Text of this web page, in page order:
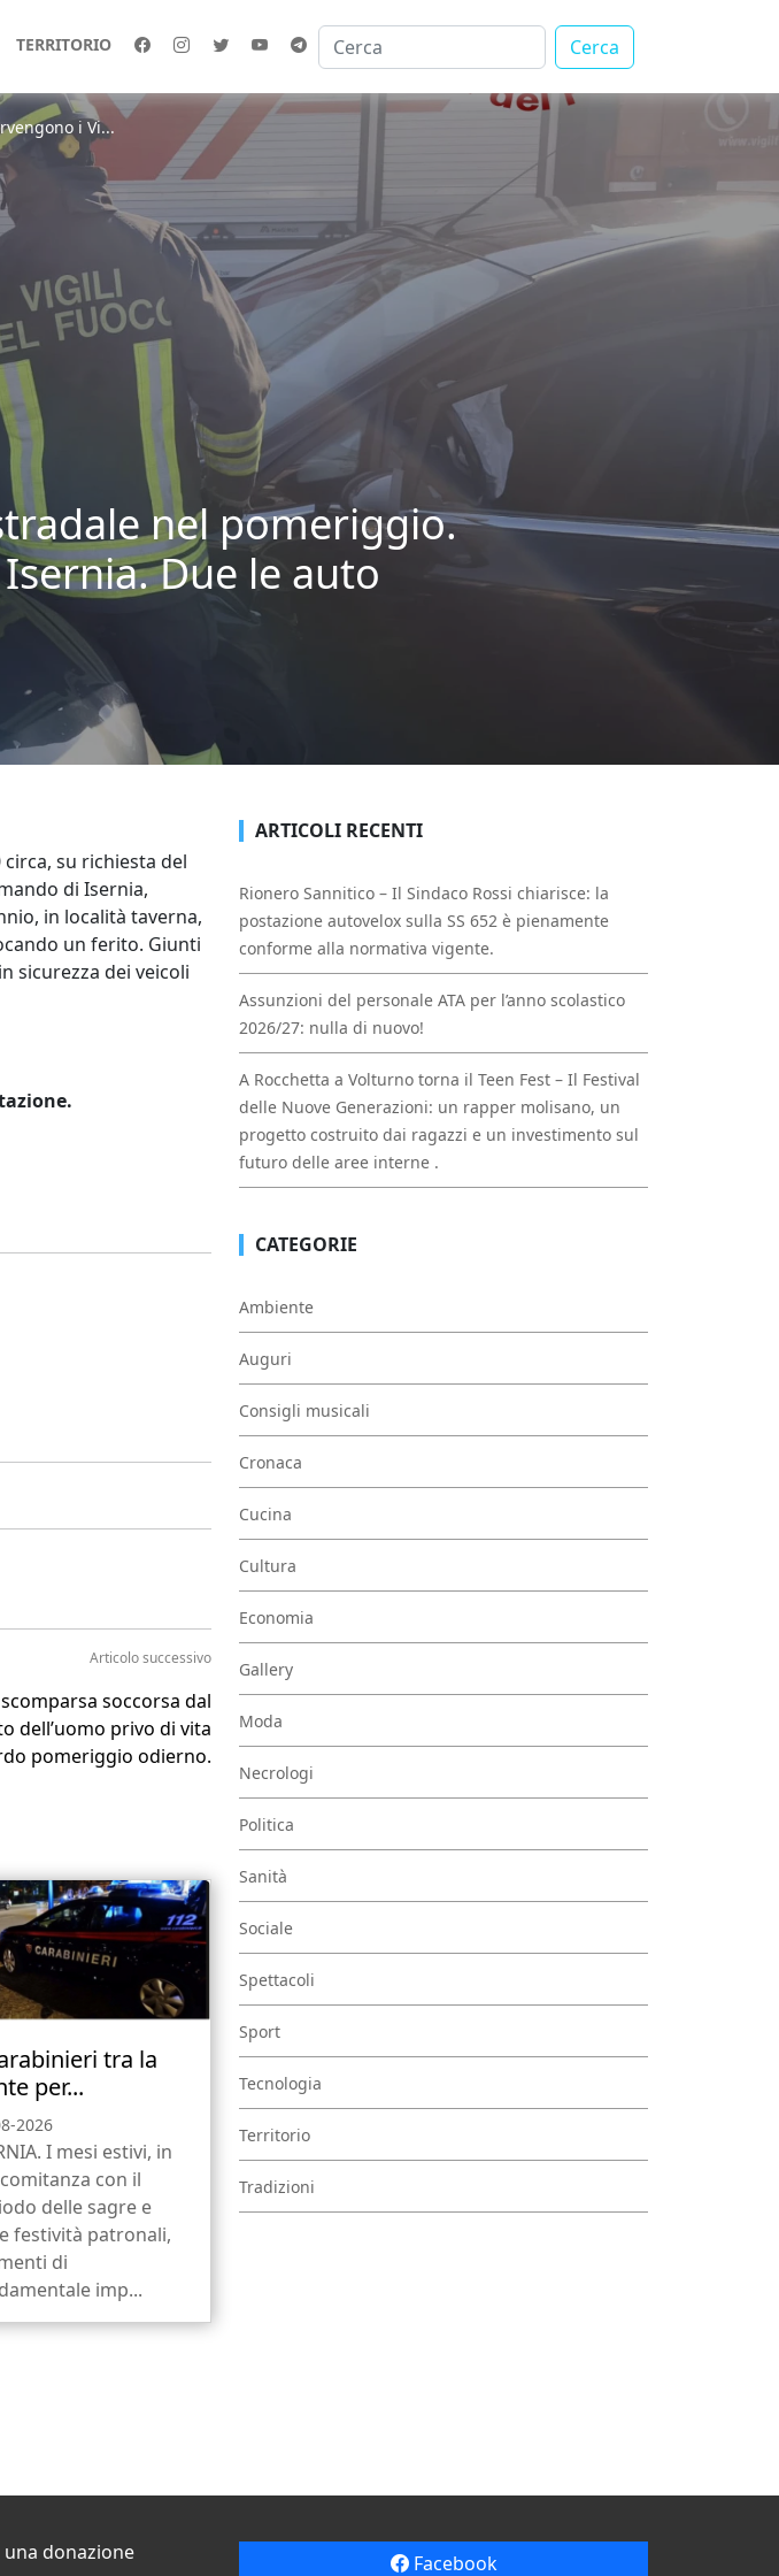
TERRITORIO Cerca
i Vi...
nel pomeriggio.
Due le auto
su richiesta del
di Isernia,
in località taverna,
un ferito. Giunti
sicurezza dei veicoli
Articolo successivo
soccorsa dal
dell’uomo privo di vita
pomeriggio odierno.
tra la
per...
2026
I mesi estivi, in
con il
delle sagre e
festività patronali,
di
imp...
ARTICOLI RECENTI
Rionero Sannitico – Il Sindaco Rossi chiarisce: la
postazione autovelox sulla SS 652 è pienamente
conforme alla normativa vigente.
Assunzioni del personale ATA per l’anno scolastico
2026/27: nulla di nuovo!
A Rocchetta a Volturno torna il Teen Fest – Il Festival
delle Nuove Generazioni: un rapper molisano, un
progetto costruito dai ragazzi e un investimento sul
futuro delle aree interne .
CATEGORIE
Ambiente
Auguri
Consigli musicali
Cronaca
Cucina
Cultura
Economia
Gallery
Moda
Necrologi
Politica
Sanità
Sociale
Spettacoli
Sport
Tecnologia
Territorio
Tradizioni
donazione Facebook